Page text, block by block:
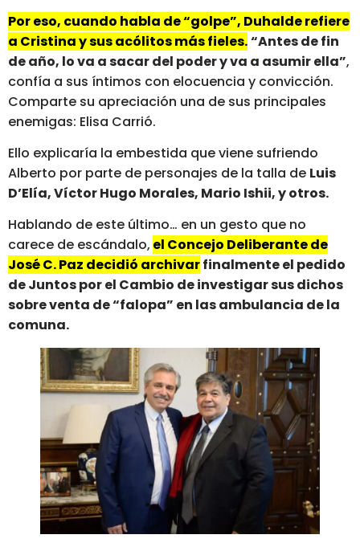
Por eso, cuando habla de “golpe”, Duhalde refiere
a Cristina y sus acólitos más fieles.“Antes de fin
de año, lo va a sacar del poder y va a asumir ella”,
confía a sus íntimos con elocuencia y convicción.
Comparte su apreciación una de sus principales
enemigas: Elisa Carrió.
Ello explicaría la embestida que viene sufriendo
Alberto por parte de personajes de la talla de Luis
D’Elía, Víctor Hugo Morales, Mario Ishii, y otros.
Hablando de este último… en un gesto que no
carece de escándalo, el Concejo Deliberante de
José C. Paz decidió archivarfinalmente el pedido
de Juntos por el Cambio de investigar sus dichos
sobre venta de “falopa” en las ambulancia de la
comuna.